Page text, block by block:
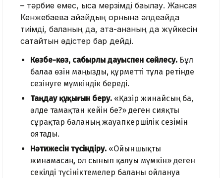
– тәрбие емес, қысқа мерзімді бақылау. Жансая
Кенжебаева айқайдың орнына әлдеқайда
тиімді, баланың да, ата-ананың да жүйкесін
сақтайтын әдістер бар дейді.
Көзбе-көз, сабырлы дауыспен сөйлесу. Бұл
балаға өзін маңызды, құрметті тұлға ретінде
сезінуге мүмкіндік береді.
Таңдау құқығын беру. «Қазір жинайсың ба,
әлде тамақтан кейін бе?» деген сияқты
сұрақтар баланың жауапкершілік сезімін
оятады.
Нәтижесін түсіндіру. «Ойыншықты
жинамасаң, ол сынып қалуы мүмкін» деген
секілді түсініктемелер баланы ойлануға